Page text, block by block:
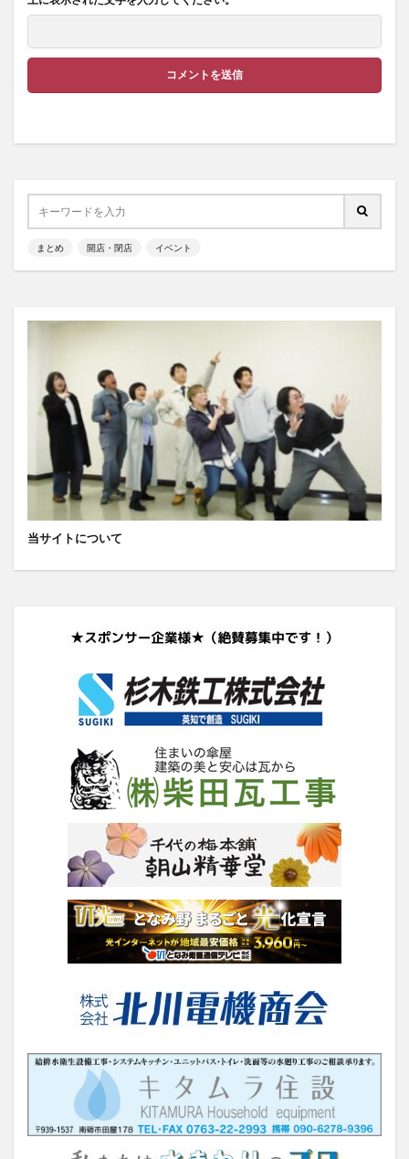
まとめ 開店・閉店 イベント
当サイトについて